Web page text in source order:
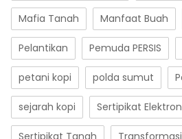
Mafia Tanah Manfaat Buah
Pelantikan Pemuda PERSIS
petani kopi polda sumut
sejarah kopi Sertipikat
Sertipikat Tanah